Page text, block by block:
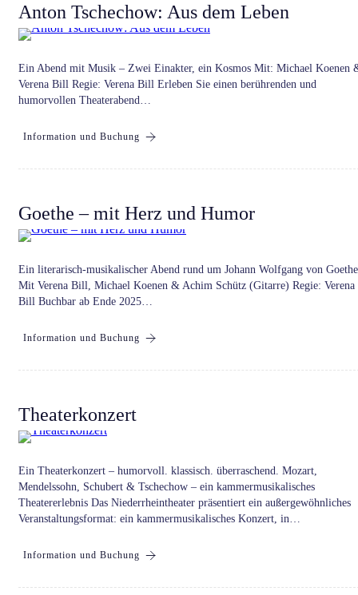
Anton Tschechow: Aus dem Leben
Ein Abend mit Musik – Zwei Einakter, ein Kosmos Mit: Michael Koenen
Verena Bill Regie: Verena Bill Erleben Sie einen berührenden und
humorvollen Theaterabend…
Information und Buchung
Goethe – mit Herz und Humor
Ein literarisch-musikalischer Abend rund um Johann Wolfgang von Goethe
Mit Verena Bill, Michael Koenen & Achim Schütz (Gitarre) Regie: Verena
Bill Buchbar ab Ende 2025…
Information und Buchung
Theaterkonzert
Ein Theaterkonzert – humorvoll. klassisch. überraschend. Mozart,
Mendelssohn, Schubert & Tschechow – ein kammermusikalisches
Theatererlebnis Das Niederrheintheater präsentiert ein außergewöhnliches
Veranstaltungsformat: ein kammermusikalisches Konzert, in…
Information und Buchung